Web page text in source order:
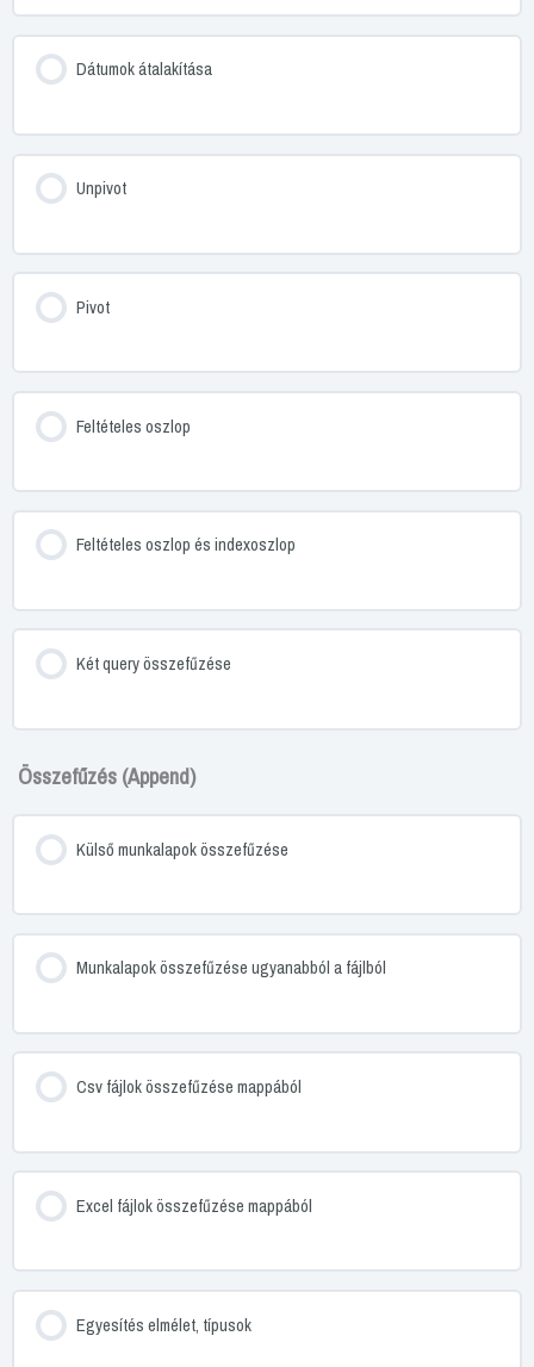
Dátumok átalakítása
Unpivot
Pivot
Feltételes oszlop
Feltételes oszlop és indexoszlop
Két query összefűzése
Összefűzés (Append)
Külső munkalapok összefűzése
Munkalapok összefűzése ugyanabból a fájlból
Csv fájlok összefűzése mappából
Excel fájlok összefűzése mappából
Egyesítés elmélet, típusok